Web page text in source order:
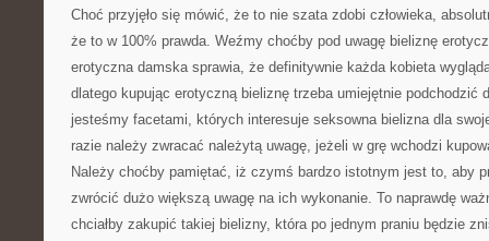
Choć przyjęło się mówić, że to nie szata zdobi człowieka,
że to w 100% prawda. Weźmy choćby pod uwagę bieliznę
erotyczna damska sprawia, że definitywnie każda kobieta
dlatego kupując erotyczną bieliznę trzeba umiejętnie podchodzić
jesteśmy facetami, których interesuje seksowna bielizna dla
razie należy zwracać należytą uwagę, jeżeli w grę wchodzi
Należy choćby pamiętać, iż czymś bardzo istotnym jest to, aby
zwrócić dużo większą uwagę na ich wykonanie. To naprawdę
chciałby zakupić takiej bielizny, która po jednym praniu będzie